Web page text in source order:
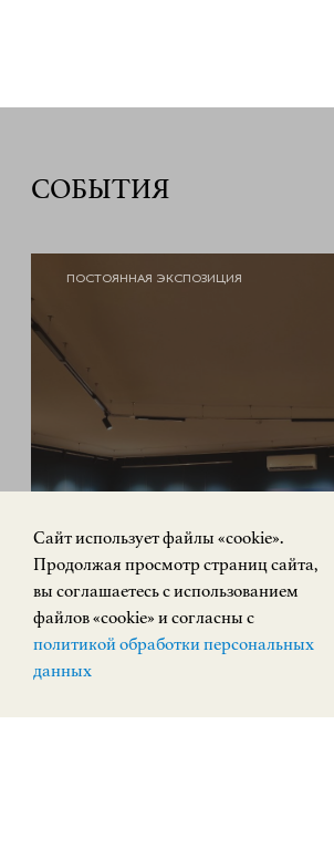
СОБЫТИЯ
ПОСТОЯННАЯ ЭКСПОЗИЦИЯ
«РУССКИЙ АВАНГАРД.
скульптура»
ЗАПИСАТЬСЯ
НА ЭКСКУРСИЮ
Cайт использует файлы «cookie».
Продолжая просмотр страниц сайта,
вы соглашаетесь с использованием
файлов «cookie» и согласны с
политикой обработки персональных
данных